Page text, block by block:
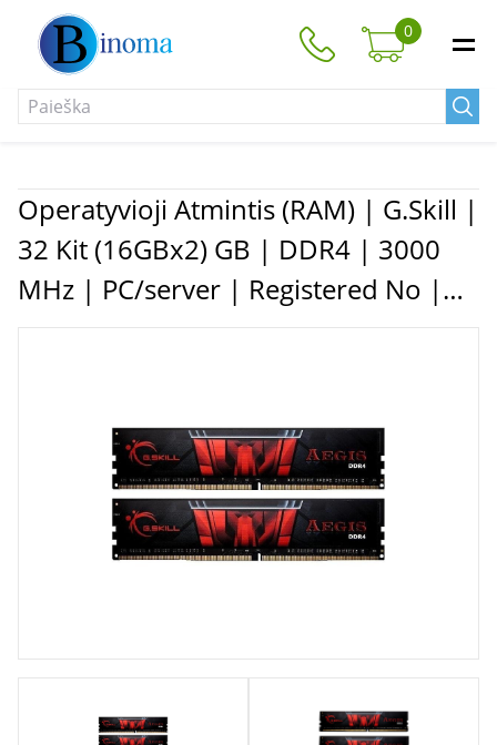
0
Operatyvioji Atmintis (RAM) | G.Skill |
32 Kit (16GBx2) GB | DDR4 | 3000
MHz | PC/server | Registered No |
ECC No